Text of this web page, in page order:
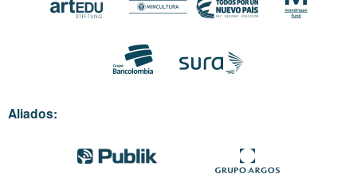
Aliados: